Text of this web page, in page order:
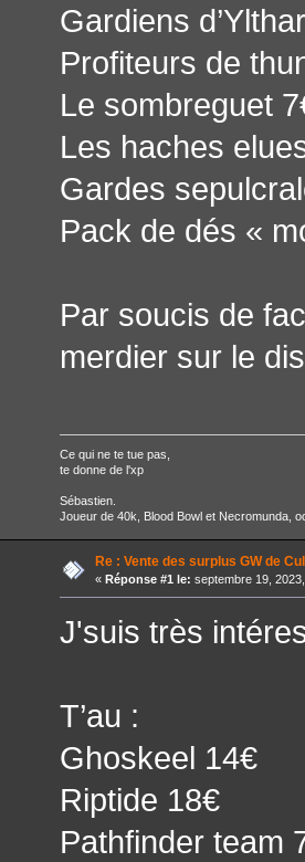
Gardiens
Profiteurs de
Le sombreguet
Les haches
Gardes
Pack de dés «
Par soucis de
merdier sur le
Ce qui ne te tue pas,
te donne de l'xp
Sébastien.
Joueur de 40k, Blood Bowl et Necromunda,
Re : Vente des surplus GW de
« Réponse #1 le: septembre 19,
J'suis très
T’au :
Ghoskeel 14€
Riptide 18€
Pathfinder team